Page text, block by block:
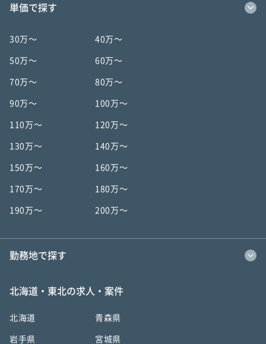
単価で探す
30万〜 40万〜
50万〜 60万〜
70万〜 80万〜
90万〜 100万〜
110万〜 120万〜
130万〜 140万〜
150万〜 160万〜
170万〜 180万〜
190万〜 200万〜
勤務地で探す
北海道・東北の求人・案件
北海道 青森県
岩手県 宮城県